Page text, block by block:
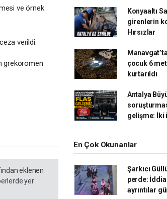
ve örnek
verildi.
grekoromen
eklenen
yer
Konyaaltı
girenlerin
Hırsızlar
çocuk 6
kurtarıldı
Antalya
gelişme: İki
En Çok Okunanlar
Şarkıcı
perde:
ayrıntılar